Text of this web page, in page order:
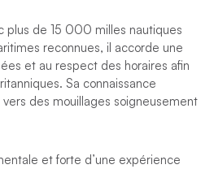
plus de 15 000 milles nautiques
reconnues, il accorde une
et au respect des horaires afin
Sa connaissance
des mouillages soigneusement
et forte d’une expérience